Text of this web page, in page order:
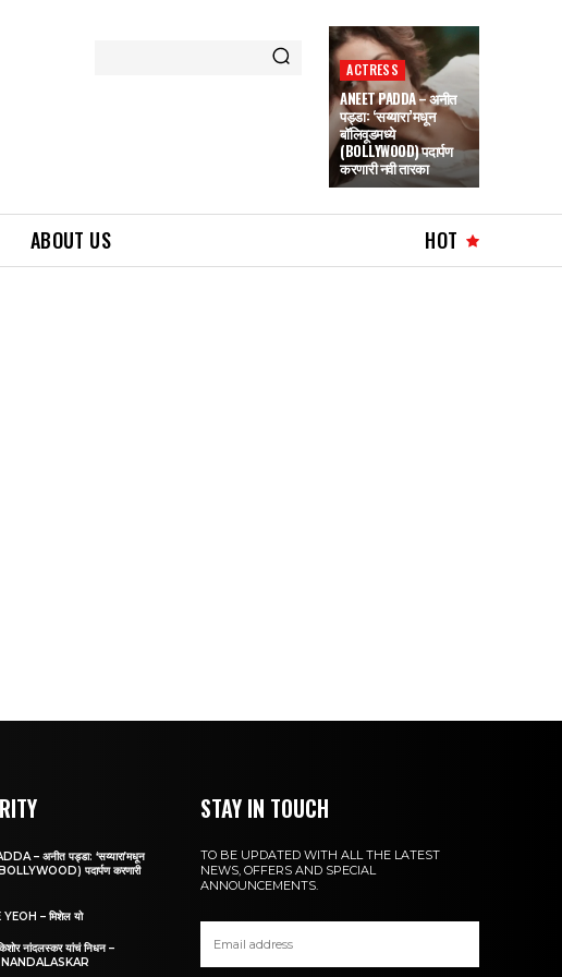
ACTRESS
ANEET PADDA – अनीत
पड्डा: ‘सय्यारा’मधून
बॉलिवूडमध्ये
(BOLLYWOOD) पदार्पण
करणारी नवी तारका
ABOUT US HOT
– अनीत पड्डा: ‘सय्यारा’मधून
पदार्पण करणारी
YEOH – मिशेल यो
नांदलस्कर यांचं निधन –
STAY IN TOUCH
TO BE UPDATED WITH ALL THE LATEST
NEWS, OFFERS AND SPECIAL
ANNOUNCEMENTS.